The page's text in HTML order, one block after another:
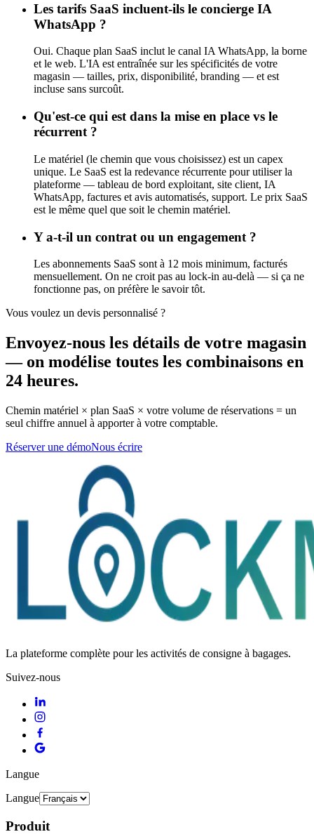
Les tarifs SaaS incluent-ils le concierge IA
WhatsApp ?
Oui. Chaque plan SaaS inclut le canal IA WhatsApp, la borne
et le web. L'IA est entraînée sur les spécificités de votre
magasin — tailles, prix, disponibilité, branding — et est
incluse sans surcoût.
Qu'est-ce qui est dans la mise en place vs le
récurrent ?
Le matériel (le chemin que vous choisissez) est un capex
unique. Le SaaS est la redevance récurrente pour utiliser la
plateforme — tableau de bord exploitant, site client, IA
WhatsApp, factures et avis automatisés, support. Le prix SaaS
est le même quel que soit le chemin matériel.
Y a-t-il un contrat ou un engagement ?
Les abonnements SaaS sont à 12 mois minimum, facturés
mensuellement. On ne croit pas au lock-in au-delà — si ça ne
fonctionne pas, on préfère le savoir tôt.
Vous voulez un devis personnalisé ?
Envoyez-nous les détails de votre magasin
— on modélise toutes les combinaisons en
24 heures.
Chemin matériel × plan SaaS × votre volume de réservations = un
seul chiffre annuel à apporter à votre comptable.
Réserver une démoNous écrire
La plateforme complète pour les activités de consigne à bagages.
Suivez-nous
Langue
Langue
Produit